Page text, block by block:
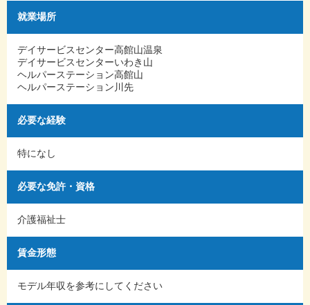
就業場所
デイサービスセンター高館山温泉
デイサービスセンターいわき山
ヘルパーステーション高館山
ヘルパーステーション川先
必要な経験
特になし
必要な免許・資格
介護福祉士
賃金形態
モデル年収を参考にしてください